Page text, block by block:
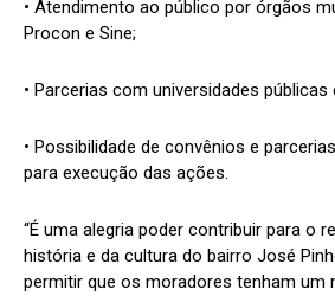
• Atendimento ao público por órgãos
Procon e Sine;
• Parcerias com universidades públicas
• Possibilidade de convênios e
para execução das ações.
“É uma alegria poder contribuir para o
história e da cultura do bairro José
permitir que os moradores tenham um